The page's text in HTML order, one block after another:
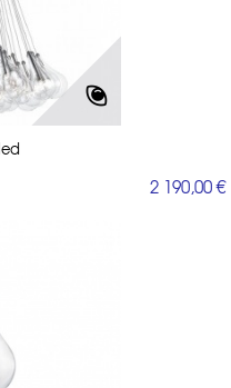
2 190,00 €